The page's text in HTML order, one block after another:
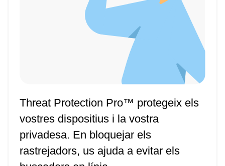
Threat Protection Pro™ protegeix els
vostres dispositius i la vostra
privadesa. En bloquejar els
rastrejadors, us ajuda a evitar els